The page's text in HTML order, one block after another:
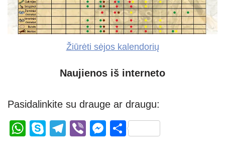
Žiūrėti sėjos kalendorių
Naujienos iš interneto
Pasidalinkite su drauge ar draugu:
W
S
T
Vi
M S